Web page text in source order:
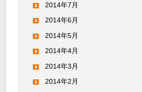
2014年7月
2014年6月
2014年5月
2014年4月
2014年3月
2014年2月